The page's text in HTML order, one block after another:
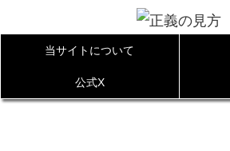
当サイトについて
公式X